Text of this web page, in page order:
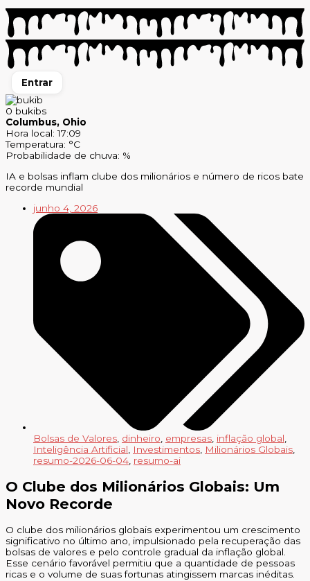
Entrar
0 bukibs
Columbus, Ohio
Hora local: 17:09
Temperatura: °C
Probabilidade de chuva: %
IA e bolsas inflam clube dos milionários e número de ricos bate
recorde mundial
junho 4, 2026
Bolsas de Valores, dinheiro, empresas, inflação global,
Inteligência Artificial, Investimentos, Milionários Globais,
resumo-2026-06-04, resumo-ai
O Clube dos Milionários Globais: Um
Novo Recorde
O clube dos milionários globais experimentou um crescimento
significativo no último ano, impulsionado pela recuperação das
bolsas de valores e pelo controle gradual da inflação global.
Esse cenário favorável permitiu que a quantidade de pessoas
ricas e o volume de suas fortunas atingissem marcas inéditas.